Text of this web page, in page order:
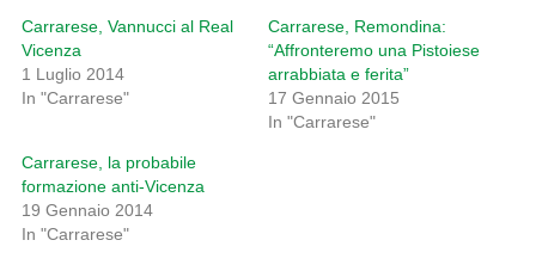
Carrarese, Vannucci al Real
Vicenza
1 Luglio 2014
In "Carrarese"
Carrarese, Remondina:
“Affronteremo una Pistoiese
arrabbiata e ferita”
17 Gennaio 2015
In "Carrarese"
Carrarese, la probabile
formazione anti-Vicenza
19 Gennaio 2014
In "Carrarese"